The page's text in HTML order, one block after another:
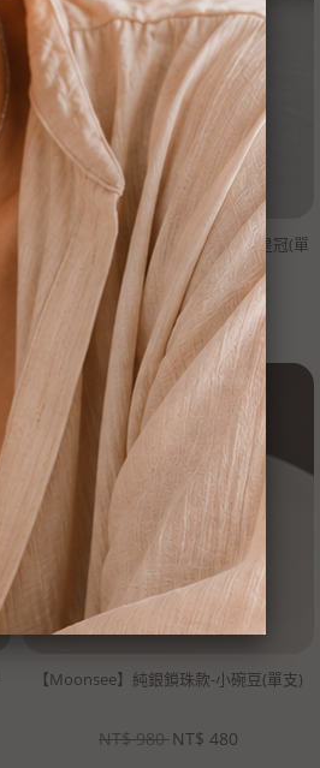
【Moonsee】純銀鎖珠款-彩色小皇冠(單
支)
NT$ 880 NT$ 480
【Moonsee】純銀鎖珠款-小碗豆(單支)
NT$ 980 NT$ 480